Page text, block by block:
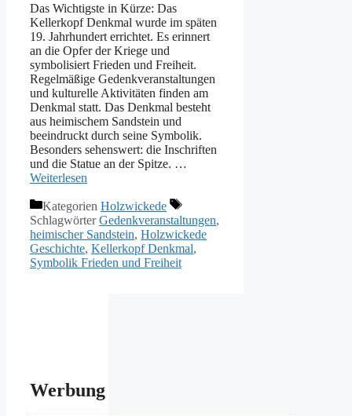
Das Wichtigste in Kürze: Das
Kellerkopf Denkmal wurde im späten
19. Jahrhundert errichtet. Es erinnert
an die Opfer der Kriege und
symbolisiert Frieden und Freiheit.
Regelmäßige Gedenkveranstaltungen
und kulturelle Aktivitäten finden am
Denkmal statt. Das Denkmal besteht
aus heimischem Sandstein und
beeindruckt durch seine Symbolik.
Besonders sehenswert: die Inschriften
und die Statue an der Spitze. …
Weiterlesen
Kategorien Holzwickede
SchlagwörterGedenkveranstaltungen,
heimischer Sandstein, Holzwickede
Geschichte, Kellerkopf Denkmal,
Symbolik Frieden und Freiheit
Werbung